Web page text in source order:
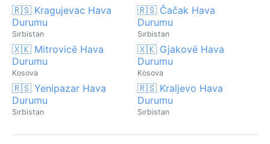
🇷🇸 Kragujevac Hava
Durumu
Sırbistan
🇷🇸 Čačak Hava
Durumu
Sırbistan
🇽🇰 Mitrovicë Hava
Durumu
Kosova
🇽🇰 Gjakovë Hava
Durumu
Kosova
🇷🇸 Yenipazar Hava
Durumu
Sırbistan
🇷🇸 Kraljevo Hava
Durumu
Sırbistan